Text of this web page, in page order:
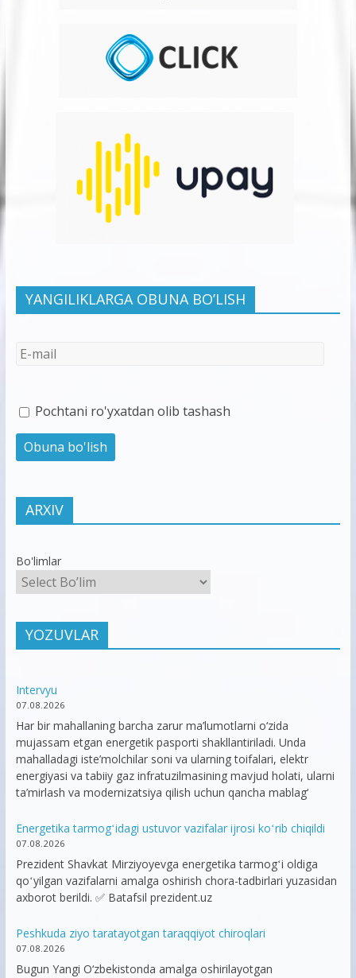
YANGILIKLARGA OBUNA BO’LISH
Pochtani ro'yxatdan olib tashash
ARXIV
Bo'limlar
YOZUVLAR
Intervyu
07.08.2026
Har bir mahallaning barcha zarur ma’lumotlarni o‘zida
mujassam etgan energetik pasporti shakllantiriladi. Unda
mahalladagi iste’molchilar soni va ularning toifalari, elektr
energiyasi va tabiiy gaz infratuzilmasining mavjud holati, ularni
ta’mirlash va modernizatsiya qilish uchun qancha mablag‘
Energetika tarmogʻidagi ustuvor vazifalar ijrosi koʻrib chiqildi
07.08.2026
Prezident Shavkat Mirziyoyevga energetika tarmogʻi oldiga
qoʻyilgan vazifalarni amalga oshirish chora-tadbirlari yuzasidan
axborot berildi. ✅ Batafsil prezident.uz
Peshkuda ziyo taratayotgan taraqqiyot chiroqlari
07.08.2026
Bugun Yangi O‘zbekistonda amalga oshirilayotgan